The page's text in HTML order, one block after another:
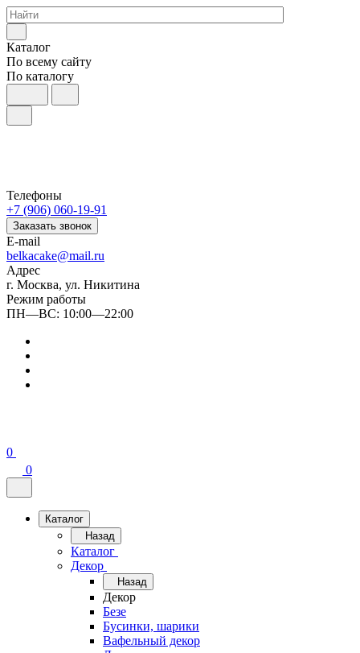
Каталог
По всему сайту
По каталогу
Телефоны
+7 (906) 060-19-91
Заказать звонок
E-mail
belkacake@mail.ru
Адрес
г. Москва, ул. Никитина
Режим работы
ПН—ВС: 10:00—22:00
0
0
Каталог
Назад
Каталог
Декор
Назад
Декор
Безе
Бусинки, шарики
Вафельный декор